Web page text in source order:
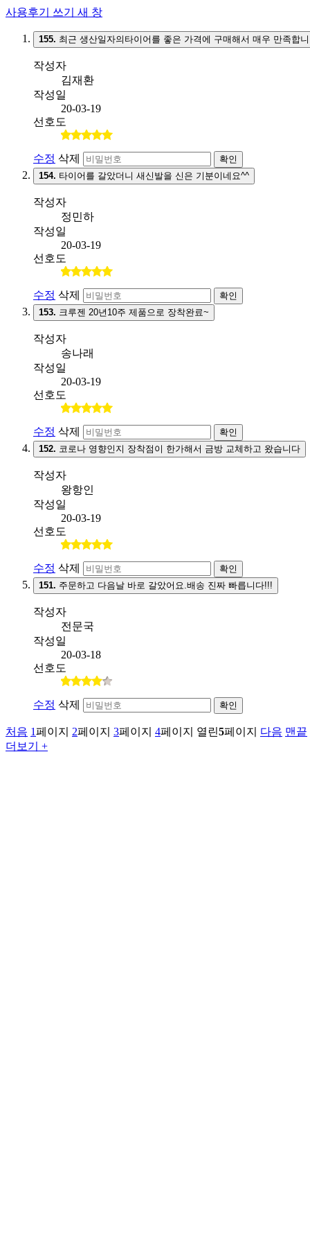
사용후기 쓰기 새 창
155. 최근 생산일자의타이어를 좋은 가격에 구매해서 매우 만족합
작성자
김재환
작성일
20-03-19
선호도
수정 삭제
확인
154. 타이어를 갈았더니 새신발을 신은 기분이네요^^
작성자
정민하
작성일
20-03-19
선호도
수정 삭제
확인
153. 크루젠 20년10주 제품으로 장착완료~
작성자
송나래
작성일
20-03-19
선호도
수정 삭제
확인
152. 코로나 영향인지 장착점이 한가해서 금방 교체하고 왔습니다
작성자
왕항인
작성일
20-03-19
선호도
수정 삭제
확인
151. 주문하고 다음날 바로 갈았어요.배송 진짜 빠릅니다!!!
작성자
전문국
작성일
20-03-18
선호도
수정 삭제 확인
처음 1페이지 2페이지 3페이지 4페이지 열린5페이지 다음 맨끝
더보기 +